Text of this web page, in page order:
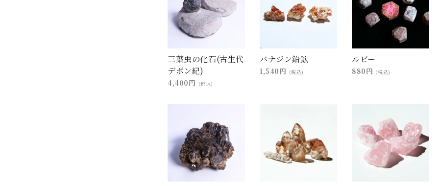
三葉虫の化石(古生代
デボン紀)
4,400円 (税込)
バナジン鉛鉱
1,540円 (税込)
ルビー
880円 (税込)